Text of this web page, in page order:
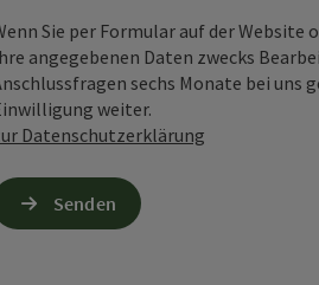
Sie per Formular auf der
angegebenen Daten zwecks
sechs Monate bei uns
weiter.
Datenschutzerklärung
Senden